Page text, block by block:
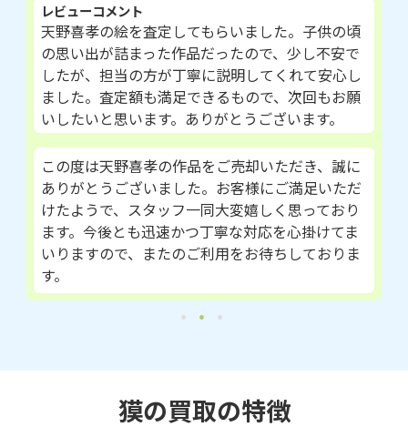
レビューコメント
天野喜孝の絵を査定してもらいました。子供の頃
の思い出が詰まった作品だったので、少し不安で
したが、担当の方が丁寧に説明してくれて安心し
ました。査定額も満足できるもので、次回もお願
いしたいと思います。ありがとうございます。
この度は天野喜孝の作品をご売却いただき、誠に
ありがとうございました。お客様にご満足いただ
けたようで、スタッフ一同大変嬉しく思っており
ます。今後とも迅速かつ丁寧な対応を心掛けてま
いりますので、またのご利用をお待ちしておりま
す。
獏の買取の特徴